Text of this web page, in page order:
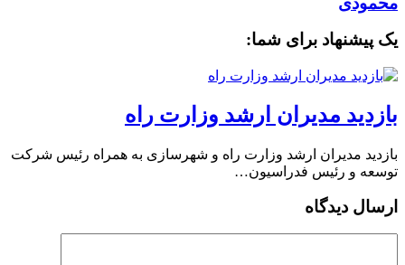
یک پیشنهاد برای شما:
بازدید مدیران ارشد وزارت راه
بازدید مدیران ارشد وزارت راه و شهرسازی به همراه رئیس شرکت
توسعه و رئیس فدراسیون…
ارسال دیدگاه